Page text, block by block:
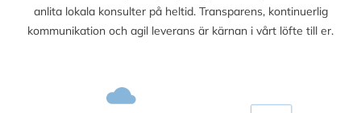
anlita lokala konsulter på heltid. Transparens, kontinuerlig
kommunikation och agil leverans är kärnan i vårt löfte till er.